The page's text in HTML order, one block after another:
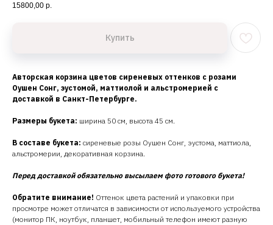
15800,00 р.
Купить
Авторская корзина цветов сиреневых оттенков с розами
Оушен Сонг, эустомой, маттиолой и альстромерией с
доставкой в Санкт-Петербурге.
Размеры букета: ширина 50 см, высота 45 см.
В составе букета: сиреневые розы Оушен Сонг, эустома, маттиола,
альстромерии, декоративная корзина.
Перед доставкой обязательно высылаем фото готового букета!
Обратите внимание! Оттенок цвета растений и упаковки при
просмотре может отличатся в зависимости от используемого устройства
(монитор ПК, ноутбук, планшет, мобильный телефон имеют разную